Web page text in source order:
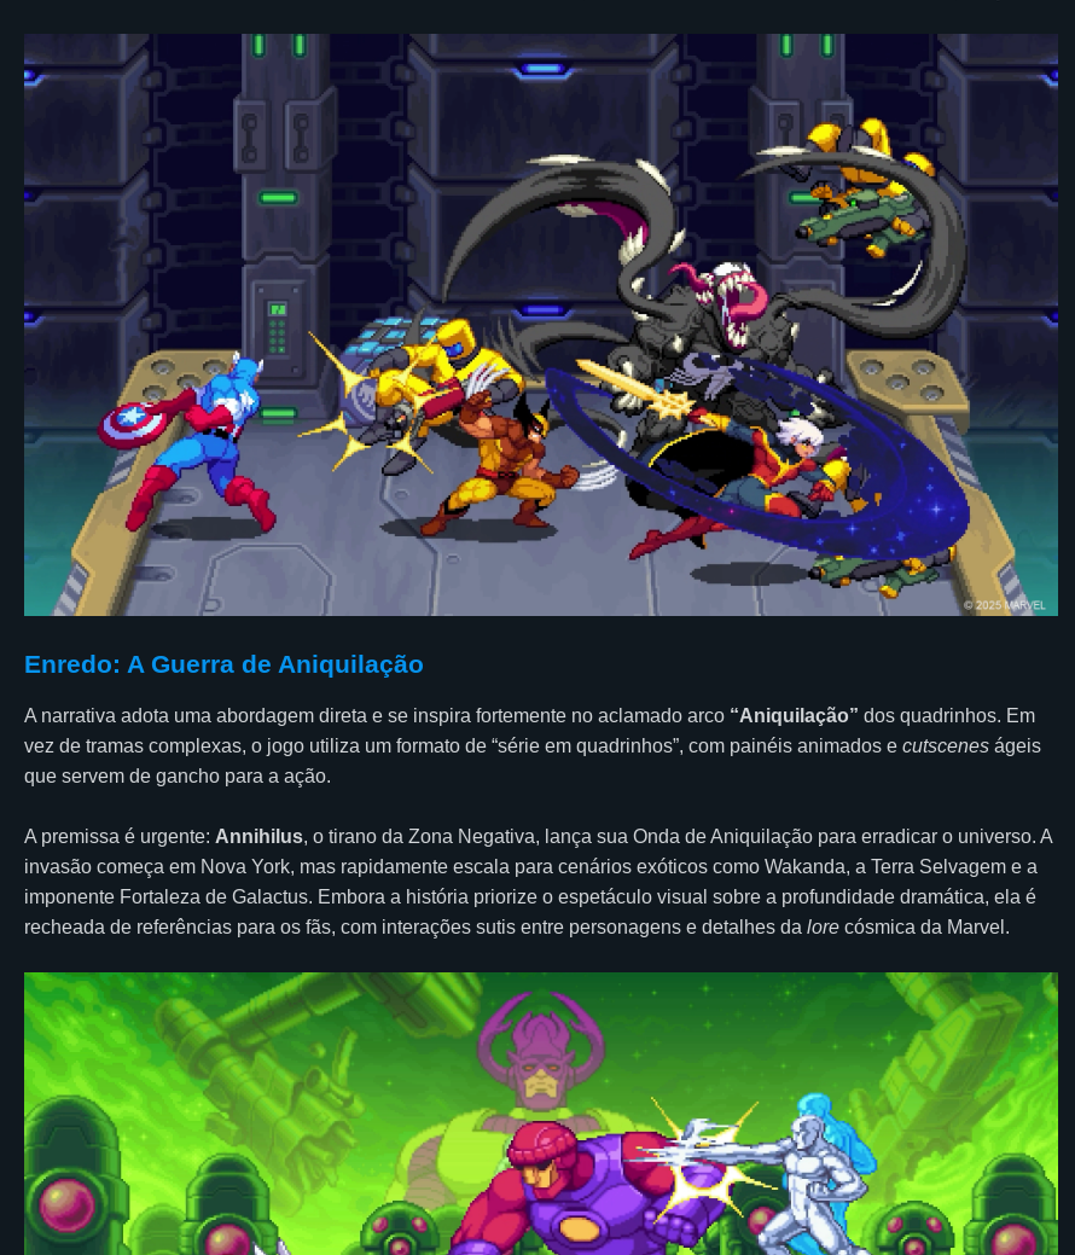
Enredo: A Guerra de Aniquilação
A narrativa adota uma abordagem direta e se inspira fortemente no aclamado arco “Aniquilação” dos quadrinhos. Em
vez de tramas complexas, o jogo utiliza um formato de “série em quadrinhos”, com painéis animados e cutscenes ágeis
que servem de gancho para a ação.
A premissa é urgente: Annihilus, o tirano da Zona Negativa, lança sua Onda de Aniquilação para erradicar o universo. A
invasão começa em Nova York, mas rapidamente escala para cenários exóticos como Wakanda, a Terra Selvagem e a
imponente Fortaleza de Galactus. Embora a história priorize o espetáculo visual sobre a profundidade dramática, ela é
recheada de referências para os fãs, com interações sutis entre personagens e detalhes da lore cósmica da Marvel.